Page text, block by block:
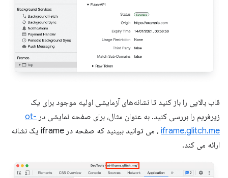
قاب بالایی را باز کنید تا نشانه‌های آزمایشی اولیه موجود برای یک
زیرفریم را بررسی کنید. به عنوان مثال، برای صفحه نمایشی در ot-
iframe.glitch.me
، می توانید ببینید که صفحه در iframe یک نشانه
ارائه می کند.